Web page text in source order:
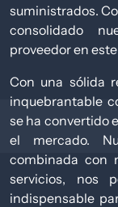
suministrados.
consolidado
proveedor en
Con una sólida
inquebrantable
se ha convertido
el mercado.
combinada con
servicios, nos
indispensable